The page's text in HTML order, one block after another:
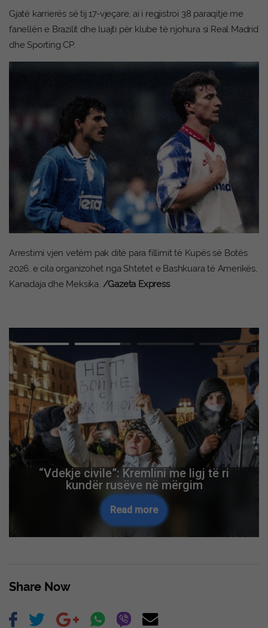
Gjatë karrierës së tij 17-vjeçare, ai i regjistroi 38 paraqitje me
fanellën e Brazilit dhe luajti për klube të njohura si Real Madrid
dhe Sporting CP.
Arrestimi vjen vetëm pak ditë para fillimit të Kupës së Botës
2026, e cila organizohet nga Shtetet e Bashkuara të Amerikës,
Kanadaja dhe Meksika. /Gazeta Express
Sot afati i fundit për konstituim të
Kuvendit
Read more
Advertisement
Share Now